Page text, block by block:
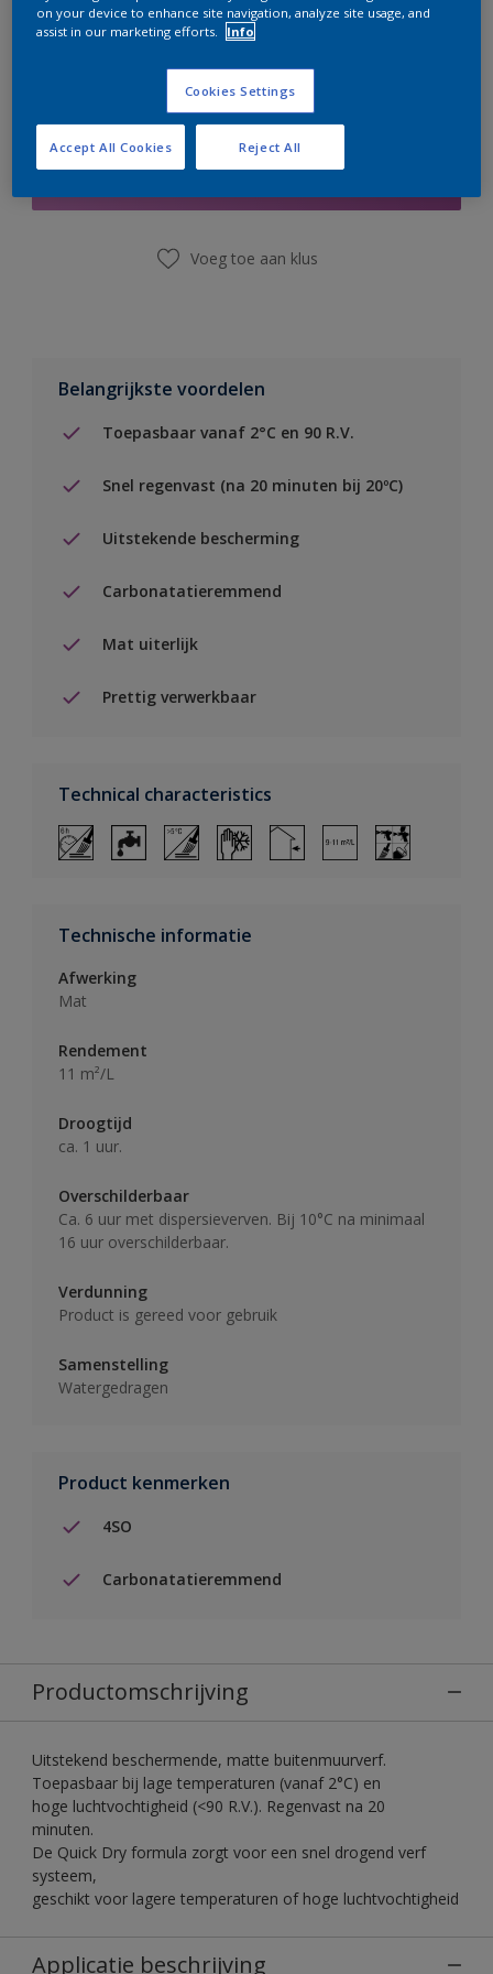
Boodschappenlijst
Voeg toe aan klus
Belangrijkste voordelen
Toepasbaar vanaf 2°C en 90 R.V.
Snel regenvast (na 20 minuten bij 20ºC)
Uitstekende bescherming
Carbonatatieremmend
Mat uiterlijk
Prettig verwerkbaar
Technical characteristics
Technische informatie
Afwerking
Mat
Rendement
11 m²/L
Droogtijd
ca. 1 uur.
Overschilderbaar
Ca. 6 uur met dispersieverven. Bij 10°C na minimaal
16 uur overschilderbaar.
Verdunning
Product is gereed voor gebruik
Samenstelling
Watergedragen
Product kenmerken
4SO
Carbonatatieremmend
Productomschrijving
Uitstekend beschermende, matte buitenmuurverf.
Toepasbaar bij lage temperaturen (vanaf 2°C) en
hoge luchtvochtigheid (<90 R.V.). Regenvast na 20
minuten.
De Quick Dry formula zorgt voor een snel drogend verf
systeem,
geschikt voor lagere temperaturen of hoge luchtvochtigheid
Applicatie beschrijving
on your device to enhance site navigation, analyze site usage, and
assist in our marketing efforts.
Info
Cookies Settings
Reject All
Accept All Cookies